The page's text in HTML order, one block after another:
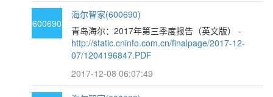
600690
海尔智家(600690)
青岛海尔：2017年第三季度报告（英文版） -
http://static.cninfo.com.cn/finalpage/2017-12-
07/1204196847.PDF
2017-12-08 06:07:49